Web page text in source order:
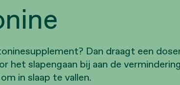
Dan draagt een
het slapengaan bij aan de
in slaap te vallen.